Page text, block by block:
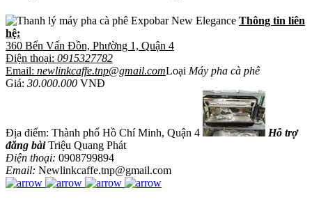
Thông tin liên
hệ:
360 Bến Vấn Đồn, Phường 1, Quận 4
Điện thoại: 0915327782
Email: newlinkcaffe.tnp@gmail.comLoại Máy pha cà phê
Giá: 30.000.000 VNĐ
Địa điểm: Thành phố Hồ Chí Minh, Quận 4
Hỗ trợ
đăng bàiTriệu Quang Phát
Điện thoại: 0908799894
Email: Newlinkcaffe.tnp@gmail.com